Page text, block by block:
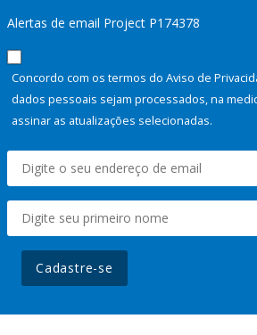
Alertas de email Project P174378
Concordo com os termos do Aviso de
dados pessoais sejam processados, na
assinar as atualizações selecionadas.
Cadastre-se